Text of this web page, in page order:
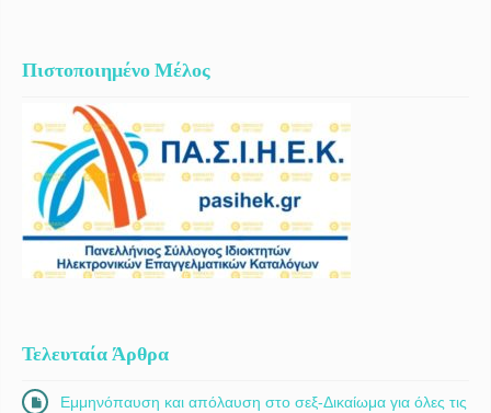
Πιστοποιημένο Μέλος
Τελευταία Άρθρα
Εμμηνόπαυση και απόλαυση στο σεξ-Δικαίωμα για όλες τις